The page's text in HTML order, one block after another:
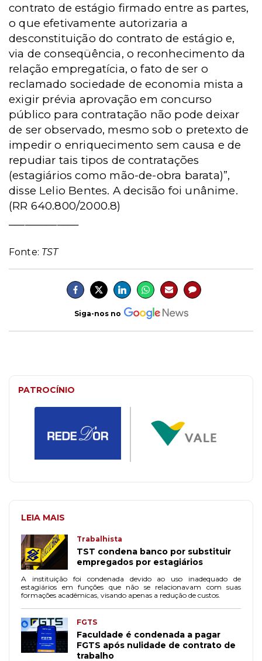
contrato de estágio firmado entre as partes,
o que efetivamente autorizaria a
desconstituição do contrato de estágio e,
via de conseqüência, o reconhecimento da
relação empregatícia, o fato de ser o
reclamado sociedade de economia mista a
exigir prévia aprovação em concurso
público para contratação não pode deixar
de ser observado, mesmo sob o pretexto de
impedir o enriquecimento sem causa e de
repudiar tais tipos de contratações
(estagiários como mão-de-obra barata)”,
disse Lelio Bentes. A decisão foi unânime.
(RR 640.800/2000.8)
Fonte: TST
Siga-nos no
PATROCÍNIO
LEIA MAIS
Trabalhista
TST condena banco por substituir
empregados por estagiários
A instituição foi condenada devido ao uso inadequado de
estagiários em funções que não se relacionavam com suas
formações acadêmicas, visando apenas a redução de custos.
FGTS
Faculdade é condenada a pagar
FGTS após nulidade de contrato de
trabalho